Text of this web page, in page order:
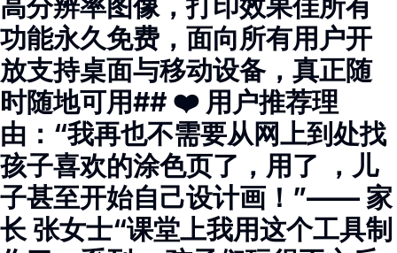
功能永久免费，面向所有用户开
放支持桌面与移动设备，真正随
时随地可用## ❤️ 用户推荐理
由：“我再也不需要从网上到处找
孩子喜欢的涂色页了，用了 ，儿
子甚至开始自己设计画！”—— 家
长 张女士“课堂上我用这个工具制